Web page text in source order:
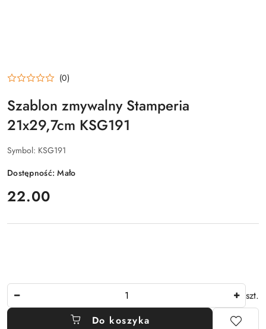
(0)
Szablon zmywalny Stamperia
21x29,7cm KSG191
Symbol: KSG191
Dostępność:Mało
cena:
22.00
szt.
Do koszyka